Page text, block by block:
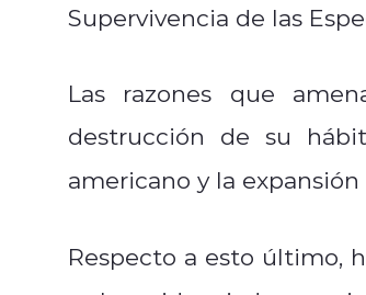
Supervivencia de las
Las razones que
destrucción de su
americano y la expansión
Respecto a esto último,